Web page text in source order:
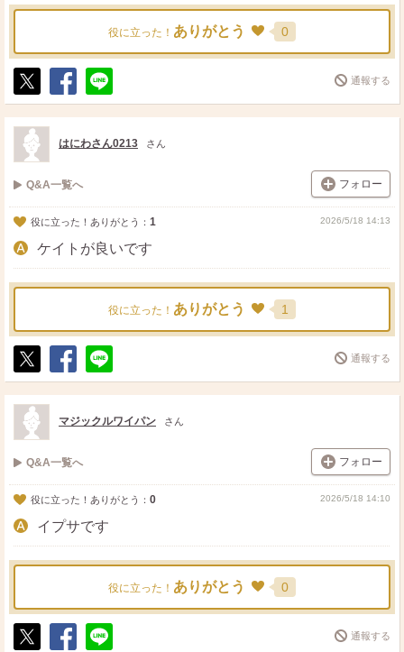
役に立った！ ありがとう 0
ポ
ス
ト
シ
ェ
送
る
通報する
はにわさん0213 さん
Q&A一覧へ フォロー
役に立った！ありがとう： 1 2026/5/18 14:13
ケイトが良いです
役に立った！ ありがとう 1
ポ
ス
ト
シ
ェ
送
る
通報する
マジックルワイパン さん
Q&A一覧へ フォロー
役に立った！ありがとう： 0 2026/5/18 14:10
イプサです
役に立った！ ありがとう 0
通報する